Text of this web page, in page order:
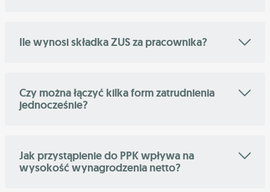
Ile wynosi składka ZUS za pracownika?
Czy można łączyć kilka form zatrudnienia
jednocześnie?
Jak przystąpienie do PPK wpływa na
wysokość wynagrodzenia netto?